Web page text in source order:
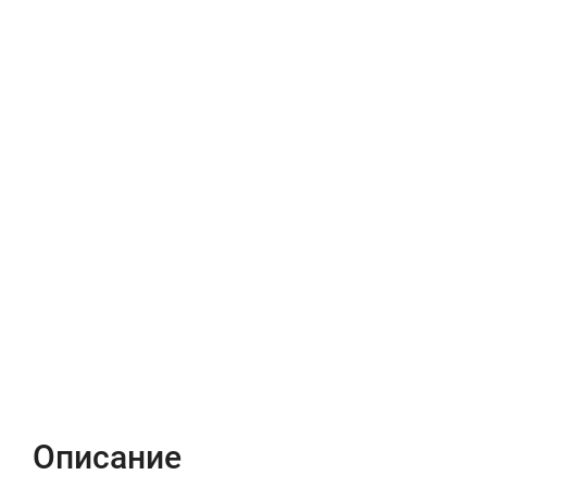
Описание